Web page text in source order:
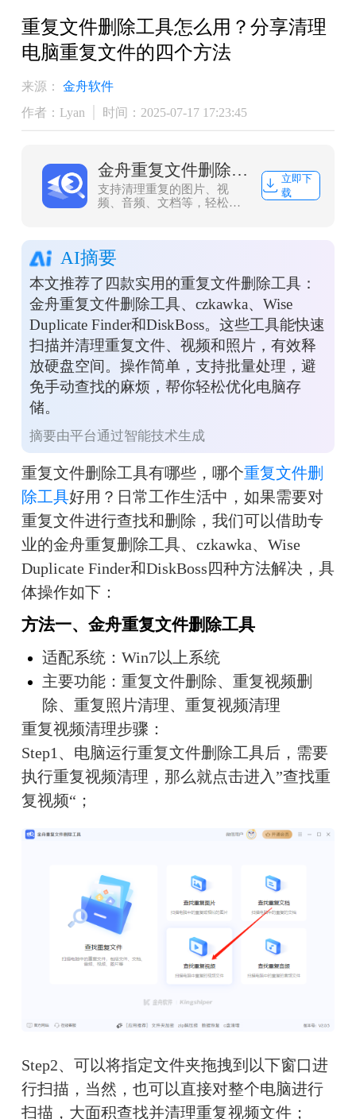
重复文件删除工具怎么用？分享清理
电脑重复文件的四个方法
来源：
金舟软件
作者：Lyan
时间：2025-07-17 17:23:45
金舟重复文件删除工具
支持清理重复的图片、视
频、音频、文档等，轻松便
立即下
载
AI摘要
本文推荐了四款实用的重复文件删除工具：
金舟重复文件删除工具、czkawka、Wise
Duplicate Finder和DiskBoss。这些工具能快速
扫描并清理重复文件、视频和照片，有效释
放硬盘空间。操作简单，支持批量处理，避
免手动查找的麻烦，帮你轻松优化电脑存
储。
摘要由平台通过智能技术生成
重复文件删除工具有哪些，哪个重复文件删
除工具好用？日常工作生活中，如果需要对
重复文件进行查找和删除，我们可以借助专
业的金舟重复删除工具、czkawka、Wise
Duplicate Finder和DiskBoss四种方法解决，具
体操作如下：
方法一、金舟重复文件删除工具
适配系统：Win7以上系统
主要功能：重复文件删除、重复视频删
除、重复照片清理、重复视频清理
重复视频清理步骤：
Step1、电脑运行重复文件删除工具后，需要
执行重复视频清理，那么就点击进入”查找重
复视频“；
Step2、可以将指定文件夹拖拽到以下窗口进
行扫描，当然，也可以直接对整个电脑进行
扫描，大面积查找并清理重复视频文件；